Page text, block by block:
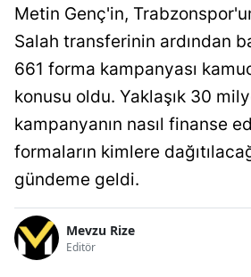
Metin Genç'in,
Salah transferinin ardından
661 forma kampanyası
konusu oldu. Yaklaşık 30
kampanyanın nasıl finanse
formaların kimlere
gündeme geldi.
Mevzu Rize
Editör